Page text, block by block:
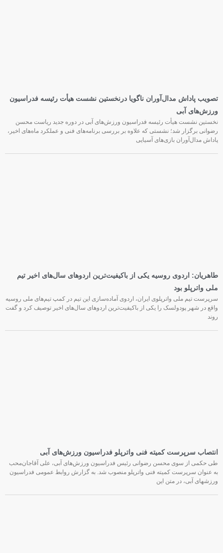
تصویب پاداش مدال‌آوران ناگویا درنخستین نشست هیأت رئیسه فدراسیون
ورزش‌های آبی
نخستین نشست هیأت رئیسه فدراسیون ورزش‌های آبی در دوره جدید ریاست محسن
رضوانی برگزار شد؛ نشستی که علاوه بر بررسی برنامه‌های فنی و عملکرد ماه‌های اخیر،
پاداش مدال‌آوران بازی‌های آسیایی
طاهریان: اردوی روسیه یکی از باکیفیت‌ترین اردوهای سال‌های اخیر تیم
ملی واترپلو بود
سرپرست تیم ملی واترپلوی ایران، اردوی آماده‌سازی این تیم در کمپ تیم‌های ملی روسیه
واقع در شهر پودولسک را یکی از باکیفیت‌ترین اردوهای سال‌های اخیر توصیف کرد و گفت
روند
انتصاب سرپرست کمیته فنی واترپلو فدراسیون ورزش‌های آبی
طی حکمی از سوی محسن رضوانی رئیس فدراسیون ورزش‌های آبی، علی آقاجان‌محب
به عنوان سرپرست کمیته فنی واترپلو منصوب شد. به گزارش روابط عمومی فدراسیون
ورزشهای آبی، در متن این